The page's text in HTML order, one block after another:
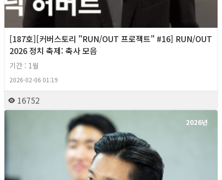
[187호][커버스토리 "RUN/OUT 프로젝트" #16] RUN/OUT
2026 정치 축제: 축사 모음
기간 : 1월
2026-02-06 01:19
16752
2026년